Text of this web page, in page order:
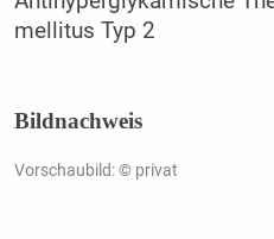
mellitus Typ 2
Bildnachweis
Vorschaubild: © privat